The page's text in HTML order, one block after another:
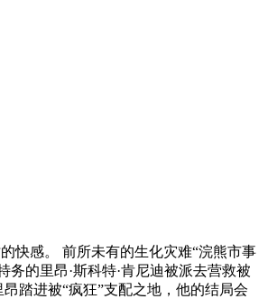
快感。 前所未有的生化灾难“浣熊市事
的里昂·斯科特·肯尼迪被派去营救被
踏进被“疯狂”支配之地，他的结局会